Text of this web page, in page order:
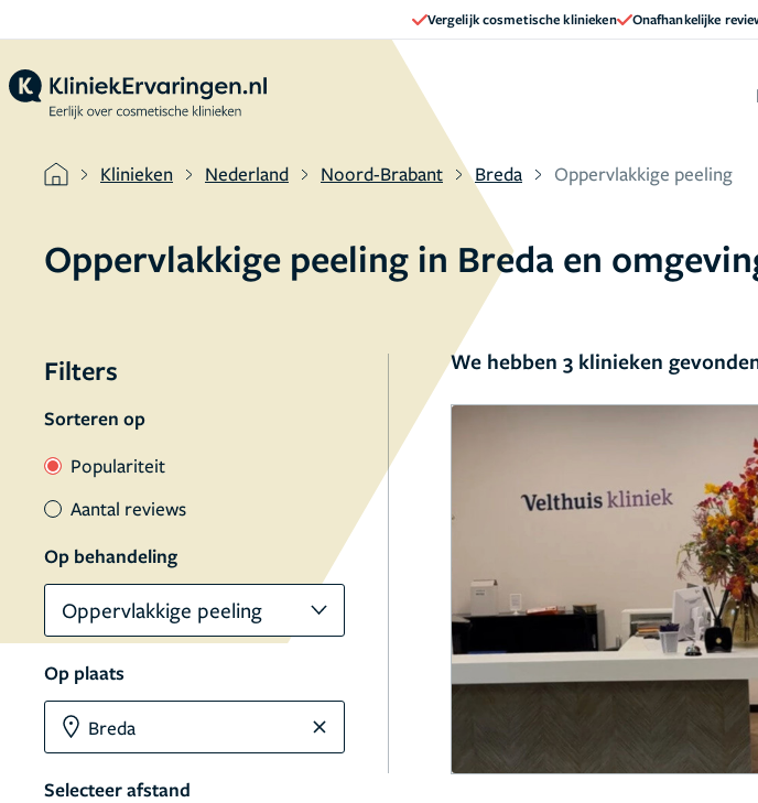
Vergelijk cosmetische klinieken Onafhankelijke
Klinieken Nederland Noord-Brabant Breda Oppervlakkige peeling
Oppervlakkige peeling in Breda en
Filters
Sorteren op
Populariteit
Aantal reviews
Op behandeling
Oppervlakkige peeling
Op plaats
Selecteer afstand
We hebben 3 klinieken